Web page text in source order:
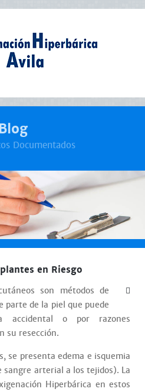
Blog
Documentados
en Riesgo
son métodos de
parte de la piel que puede
accidental o por razones
su resección.
se presenta edema e isquemia
arterial a los tejidos). La
Hiperbárica en estos